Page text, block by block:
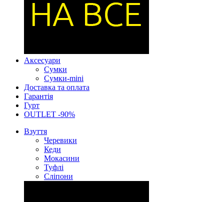
Аксесуари
Сумки
Сумки-mini
Доставка та оплата
Гарантія
Гурт
OUTLET -90%
Взуття
Черевики
Кеди
Мокасини
Туфлі
Сліпони